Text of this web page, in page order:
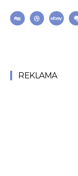
REKLAMA